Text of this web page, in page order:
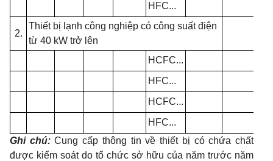
HFC...
2.
Thiết bị lạnh công nghiệp có công suất điện
từ 40 kW trở lên
HCFC...
HFC...
HCFC...
HFC...
Ghi chú:Cung cấp thông tin về thiết bị có chứa chất
được kiểm soát do tổ chức sở hữu của năm trước năm